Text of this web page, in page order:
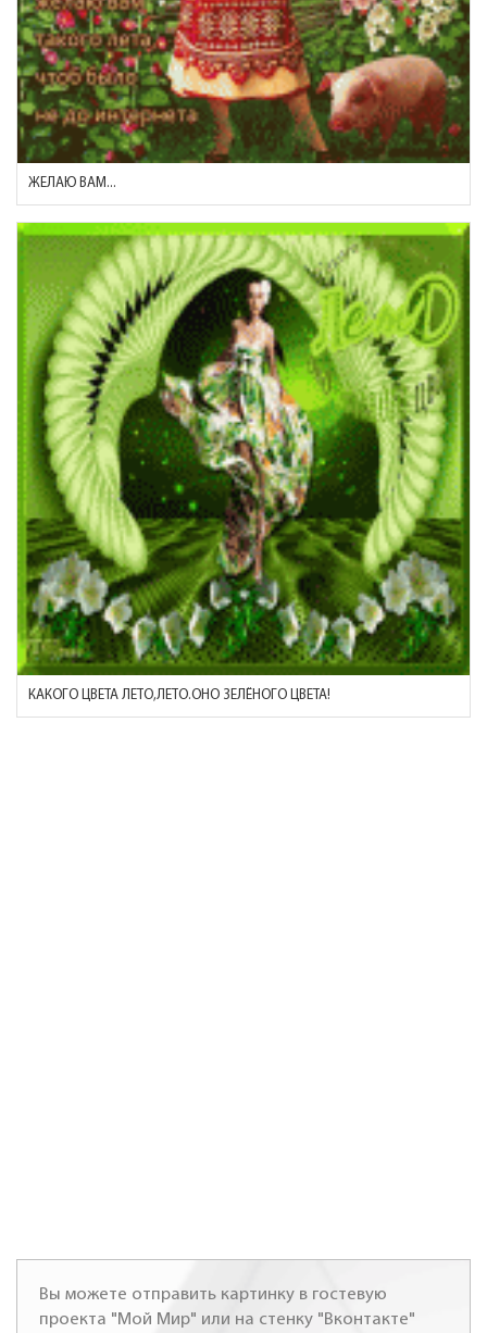
ЖЕЛАЮ ВАМ...
КАКОГО ЦВЕТА ЛЕТО,ЛЕТО.ОНО ЗЕЛЁНОГО ЦВЕТА!
Вы можете отправить картинку в гостевую
проекта "Мой Мир" или на стенку "Вконтакте"